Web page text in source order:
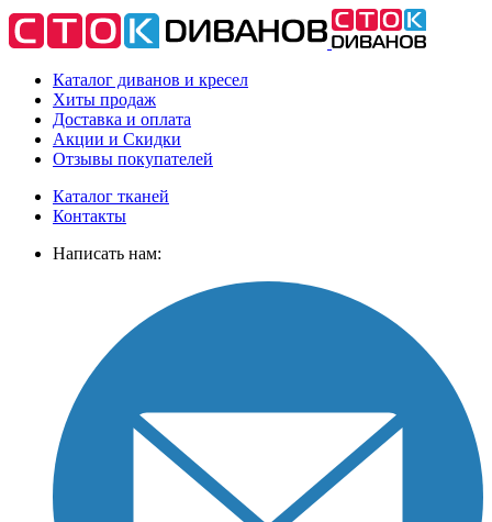
Каталог диванов и кресел
Хиты продаж
Доставка и оплата
Акции и Скидки
Отзывы покупателей
Каталог тканей
Контакты
Написать нам: